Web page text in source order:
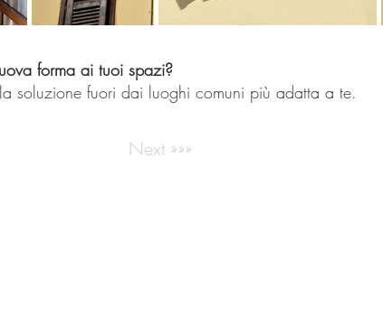
forma ai tuoi spazi?
soluzione fuori dai luoghi comuni più adatta a te.
Next »»»